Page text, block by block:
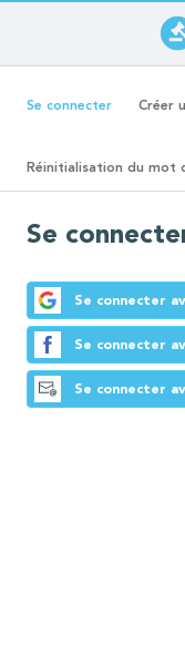
au
contenu
Onglets
Se connecter(ongletCréer
Réinitialisation du mot
Se
Se connecter
Se connecter
Se connecter